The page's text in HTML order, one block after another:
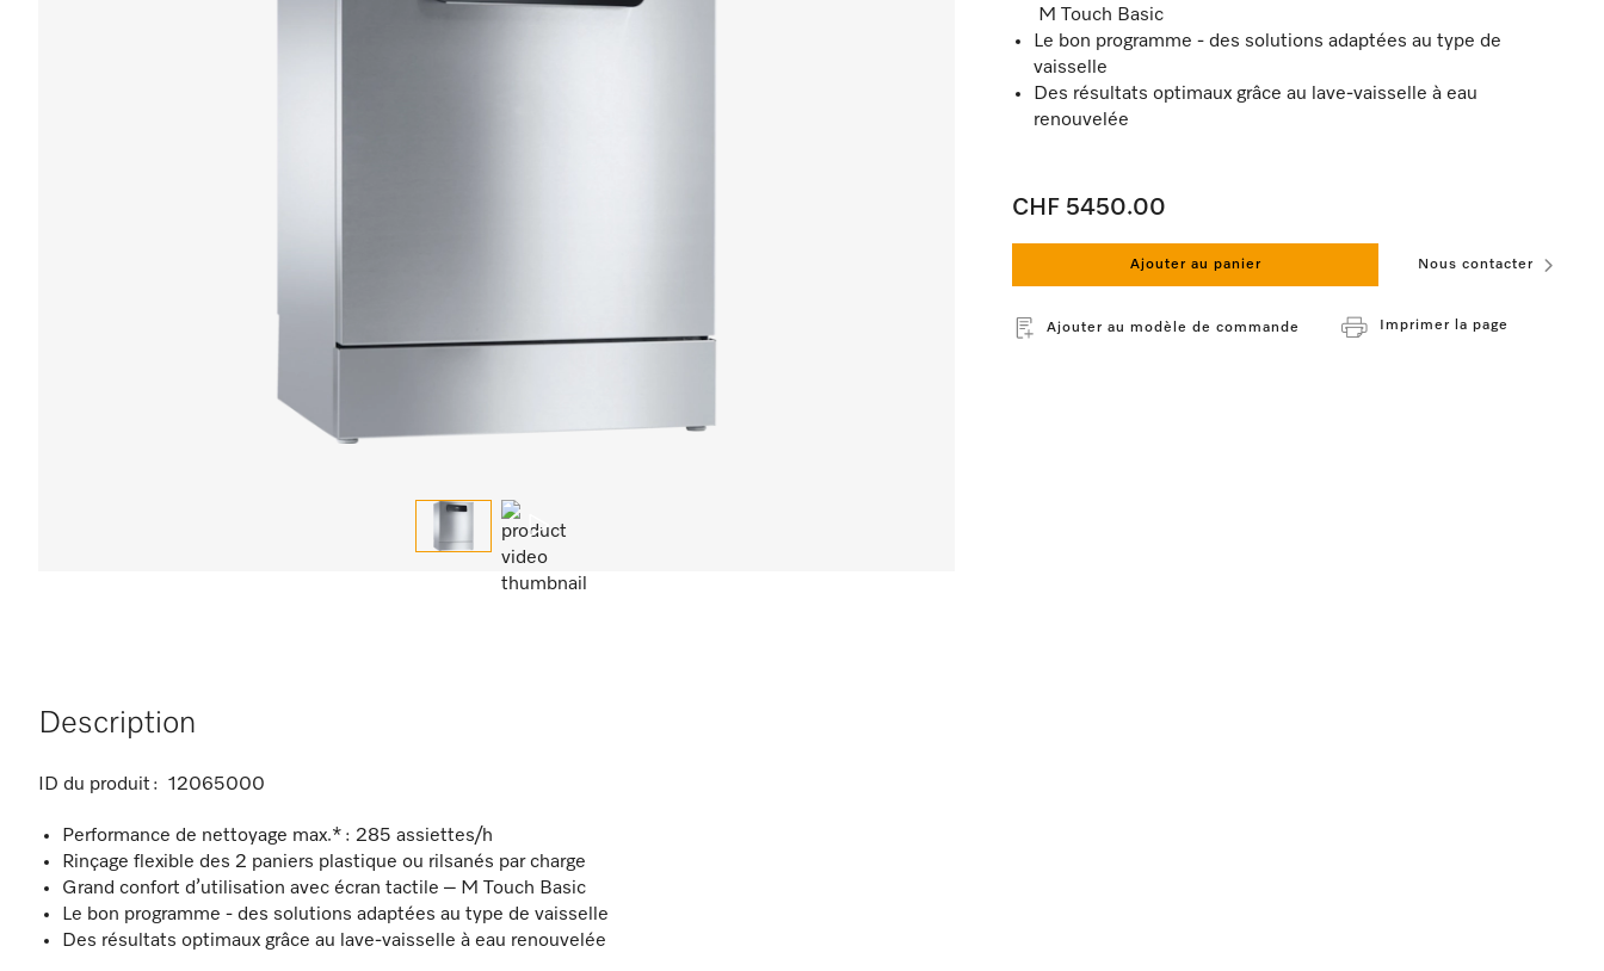
M Touch Basic
Le bon programme - des solutions adaptées au type de
vaisselle
Des résultats optimaux grâce au lave-vaisselle à eau
renouvelée
CHF 5450.00
Ajouter au panier Nous contacter
Ajouter au modèle de commande Imprimer la page
Description
ID du produit : 12065000
Performance de nettoyage max.* : 285 assiettes/h
Rinçage flexible des 2 paniers plastique ou rilsanés par charge
Grand confort d’utilisation avec écran tactile – M Touch Basic
Le bon programme - des solutions adaptées au type de vaisselle
Des résultats optimaux grâce au lave-vaisselle à eau renouvelée